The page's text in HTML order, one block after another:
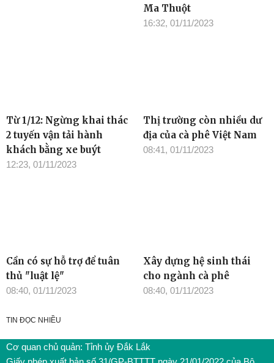
Ma Thuột
16:32, 01/11/2023
Từ 1/12: Ngừng khai thác
2 tuyến vận tải hành
khách bằng xe buýt
12:23, 01/11/2023
Thị trường còn nhiều dư
địa của cà phê Việt Nam
08:41, 01/11/2023
Cần có sự hỗ trợ để tuân
thủ "luật lệ"
08:40, 01/11/2023
Xây dựng hệ sinh thái
cho ngành cà phê
08:40, 01/11/2023
TIN ĐỌC NHIỀU
Cơ quan chủ quản: Tỉnh ủy Đắk Lắk